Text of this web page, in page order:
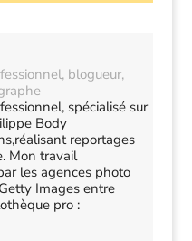
blogueur,
spécialisé sur
reportages
Mon travail
les agences photo
Images entre
pro :